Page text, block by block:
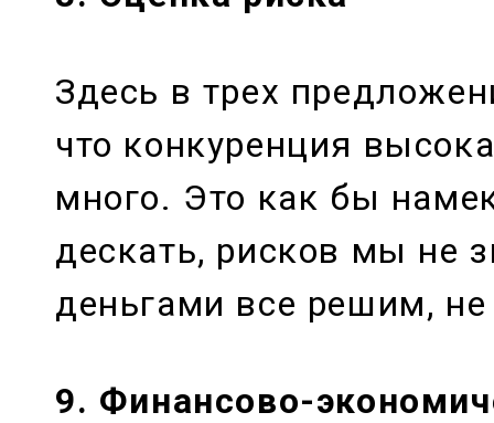
Здесь в трех
что конкуренция
много. Это как бы
дескать, рисков мы не
деньгами все решим, не
9. Финансово-